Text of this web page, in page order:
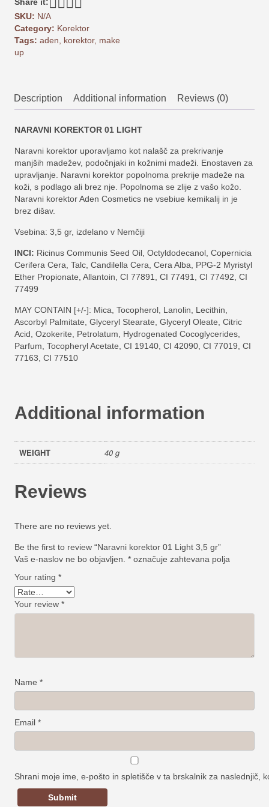
gr
quantity
SKU: N/A
Category: Korektor
Tags: aden korektor, make
up
Description Additional information Reviews (0)
NARAVNI KOREKTOR 01 LIGHT
Naravni korektor uporavljamo kot nalašč za prekrivanje
manjših madežev, podočnjaki in kožnimi madeži. Enostaven za
upravljanje. Naravni korektor popolnoma prekrije madeže na
koži, s podlago ali brez nje. Popolnoma se zlije z vašo kožo.
Naravni korektor Aden Cosmetics ne vsebiue kemikalij in je
brez dišav.
Vsebina: 3,5 gr, izdelano v Nemčiji
INCI: Ricinus Communis Seed Oil, Octyldodecanol, Copernicia
Cerifera Cera, Talc, Candilella Cera, Cera Alba, PPG-2 Myristyl
Ether Propionate, Allantoin, CI 77891, CI 77491, CI 77492, CI
77499
MAY CONTAIN [+/-]: Mica, Tocopherol, Lanolin, Lecithin,
Ascorbyl Palmitate, Glyceryl Stearate, Glyceryl Oleate, Citric
Acid, Ozokerite, Petrolatum, Hydrogenated Cocoglycerides,
Parfum, Tocopheryl Acetate, CI 19140, CI 42090, CI 77019, CI
77163, CI 77510
Additional information
WEIGHT 40 g
Reviews
There are no reviews yet.
Be the first to review “Naravni korektor 01 Light 3,5 gr”
Vaš e-naslov ne bo objavljen. *označuje zahtevana polja
Your rating *
Your review *
Name *
Email *
Shrani moje ime, e-pošto in spletišče v ta brskalnik za naslednjič,